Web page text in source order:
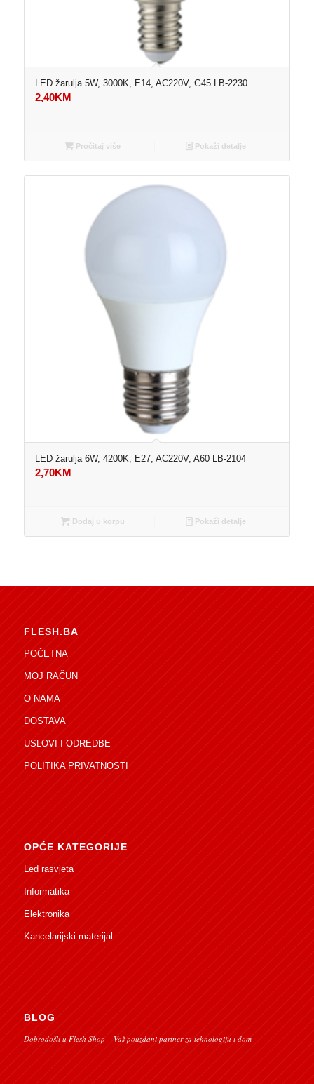
LED žarulja 5W, 3000K, E14, AC220V, G45 LB-2230
2,40KM
Pročitaj više Pokaži detalje
LED žarulja 6W, 4200K, E27, AC220V, A60 LB-2104
2,70KM
Dodaj u korpu Pokaži detalje
FLESH.BA
POČETNA
MOJ RAČUN
O NAMA
DOSTAVA
USLOVI I ODREDBE
POLITIKA PRIVATNOSTI
OPĆE KATEGORIJE
Led rasvjeta
Informatika
Elektronika
Kancelarijski materijal
BLOG
Dobrodošli u Flesh Shop – Vaš pouzdani partner za tehnologiju i dom